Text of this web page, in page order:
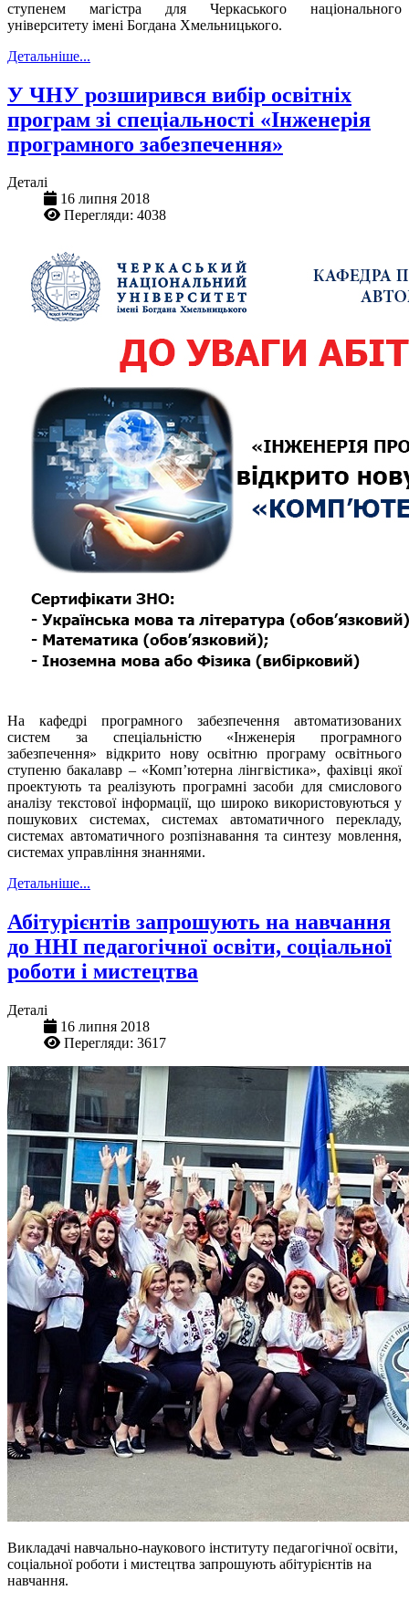
ступенем магістра для Черкаського національного
університету імені Богдана Хмельницького.
Детальніше...
У ЧНУ розширився вибір освітніх
програм зі спеціальності «Інженерія
програмного забезпечення»
Деталі
16 липня 2018
Перегляди: 4038
На кафедрі програмного забезпечення автоматизованих
систем за спеціальністю «Інженерія програмного
забезпечення» відкрито нову освітню програму освітнього
ступеню бакалавр – «Комп’ютерна лінгвістика», фахівці якої
проектують та реалізують програмні засоби для смислового
аналізу текстової інформації, що широко використовуються у
пошукових системах, системах автоматичного перекладу,
системах автоматичного розпізнавання та синтезу мовлення,
системах управління знаннями.
Детальніше...
Абітурієнтів запрошують на навчання
до ННІ педагогічної освіти, соціальної
роботи і мистецтва
Деталі
16 липня 2018
Перегляди: 3617
Викладачі навчально-наукового інституту педагогічної освіти,
соціальної роботи і мистецтва запрошують абітурієнтів на
навчання.